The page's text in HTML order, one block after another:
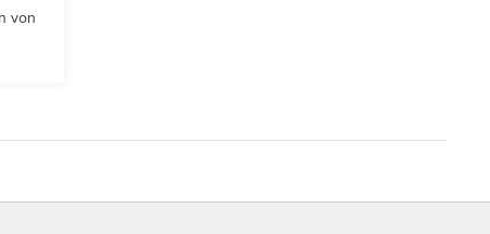
von